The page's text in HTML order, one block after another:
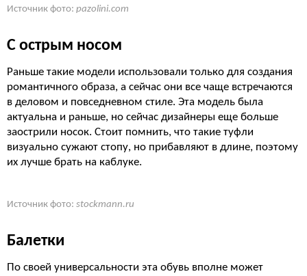
Источник фото: pazolini.com
С острым носом
Раньше такие модели использовали только для создания
романтичного образа, а сейчас они все чаще встречаются
в деловом и повседневном стиле. Эта модель была
актуальна и раньше, но сейчас дизайнеры еще больше
заострили носок. Стоит помнить, что такие туфли
визуально сужают стопу, но прибавляют в длине, поэтому
их лучше брать на каблуке.
Источник фото: stockmann.ru
Балетки
По своей универсальности эта обувь вполне может